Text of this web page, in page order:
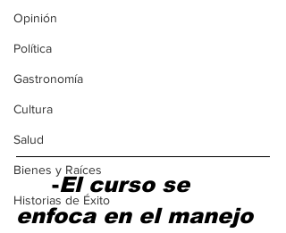
Opinión
Política
Gastronomía
Cultura
Salud
Bienes y Raíces
Historias de Éxito
	-
El curso se
enfoca en el manejo